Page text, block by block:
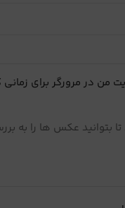
من در مرورگر برای
بتوانید عکس ها را به